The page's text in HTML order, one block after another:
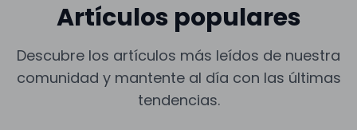
Artículos populares
Descubre los artículos más leídos de nuestra
comunidad y mantente al día con las últimas
tendencias.